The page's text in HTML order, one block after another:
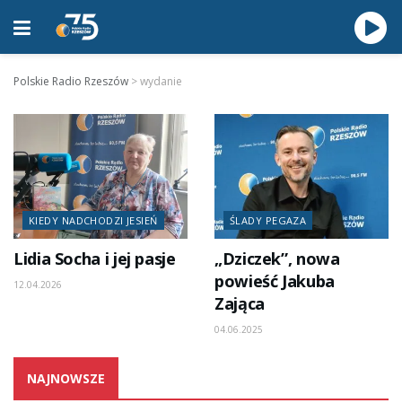
Polskie Radio Rzeszów >wydanie
KIEDY NADCHODZI JESIEŃ
Lidia Socha i jej pasje
12.04.2026
ŚLADY PEGAZA
„Dziczek”, nowa
powieść Jakuba
Zająca
04.06.2025
NAJNOWSZE